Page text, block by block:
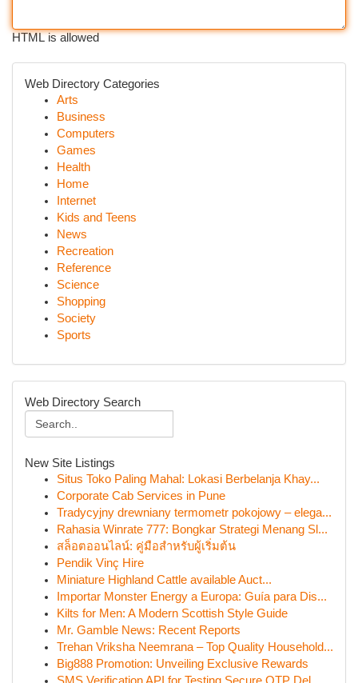
HTML is allowed
Web Directory Categories
Arts
Business
Computers
Games
Health
Home
Internet
Kids and Teens
News
Recreation
Reference
Science
Shopping
Society
Sports
Web Directory Search
New Site Listings
Situs Toko Paling Mahal: Lokasi Berbelanja Khay...
Corporate Cab Services in Pune
Tradycyjny drewniany termometr pokojowy – elega...
Rahasia Winrate 777: Bongkar Strategi Menang Sl...
สล็อตออนไลน์: คู่มือสำหรับผู้เริ่มต้น
Pendik Vinç Hire
Miniature Highland Cattle available Auct...
Importar Monster Energy a Europa: Guía para Dis...
Kilts for Men: A Modern Scottish Style Guide
Mr. Gamble News: Recent Reports
Trehan Vriksha Neemrana – Top Quality Household...
Big888 Promotion: Unveiling Exclusive Rewards